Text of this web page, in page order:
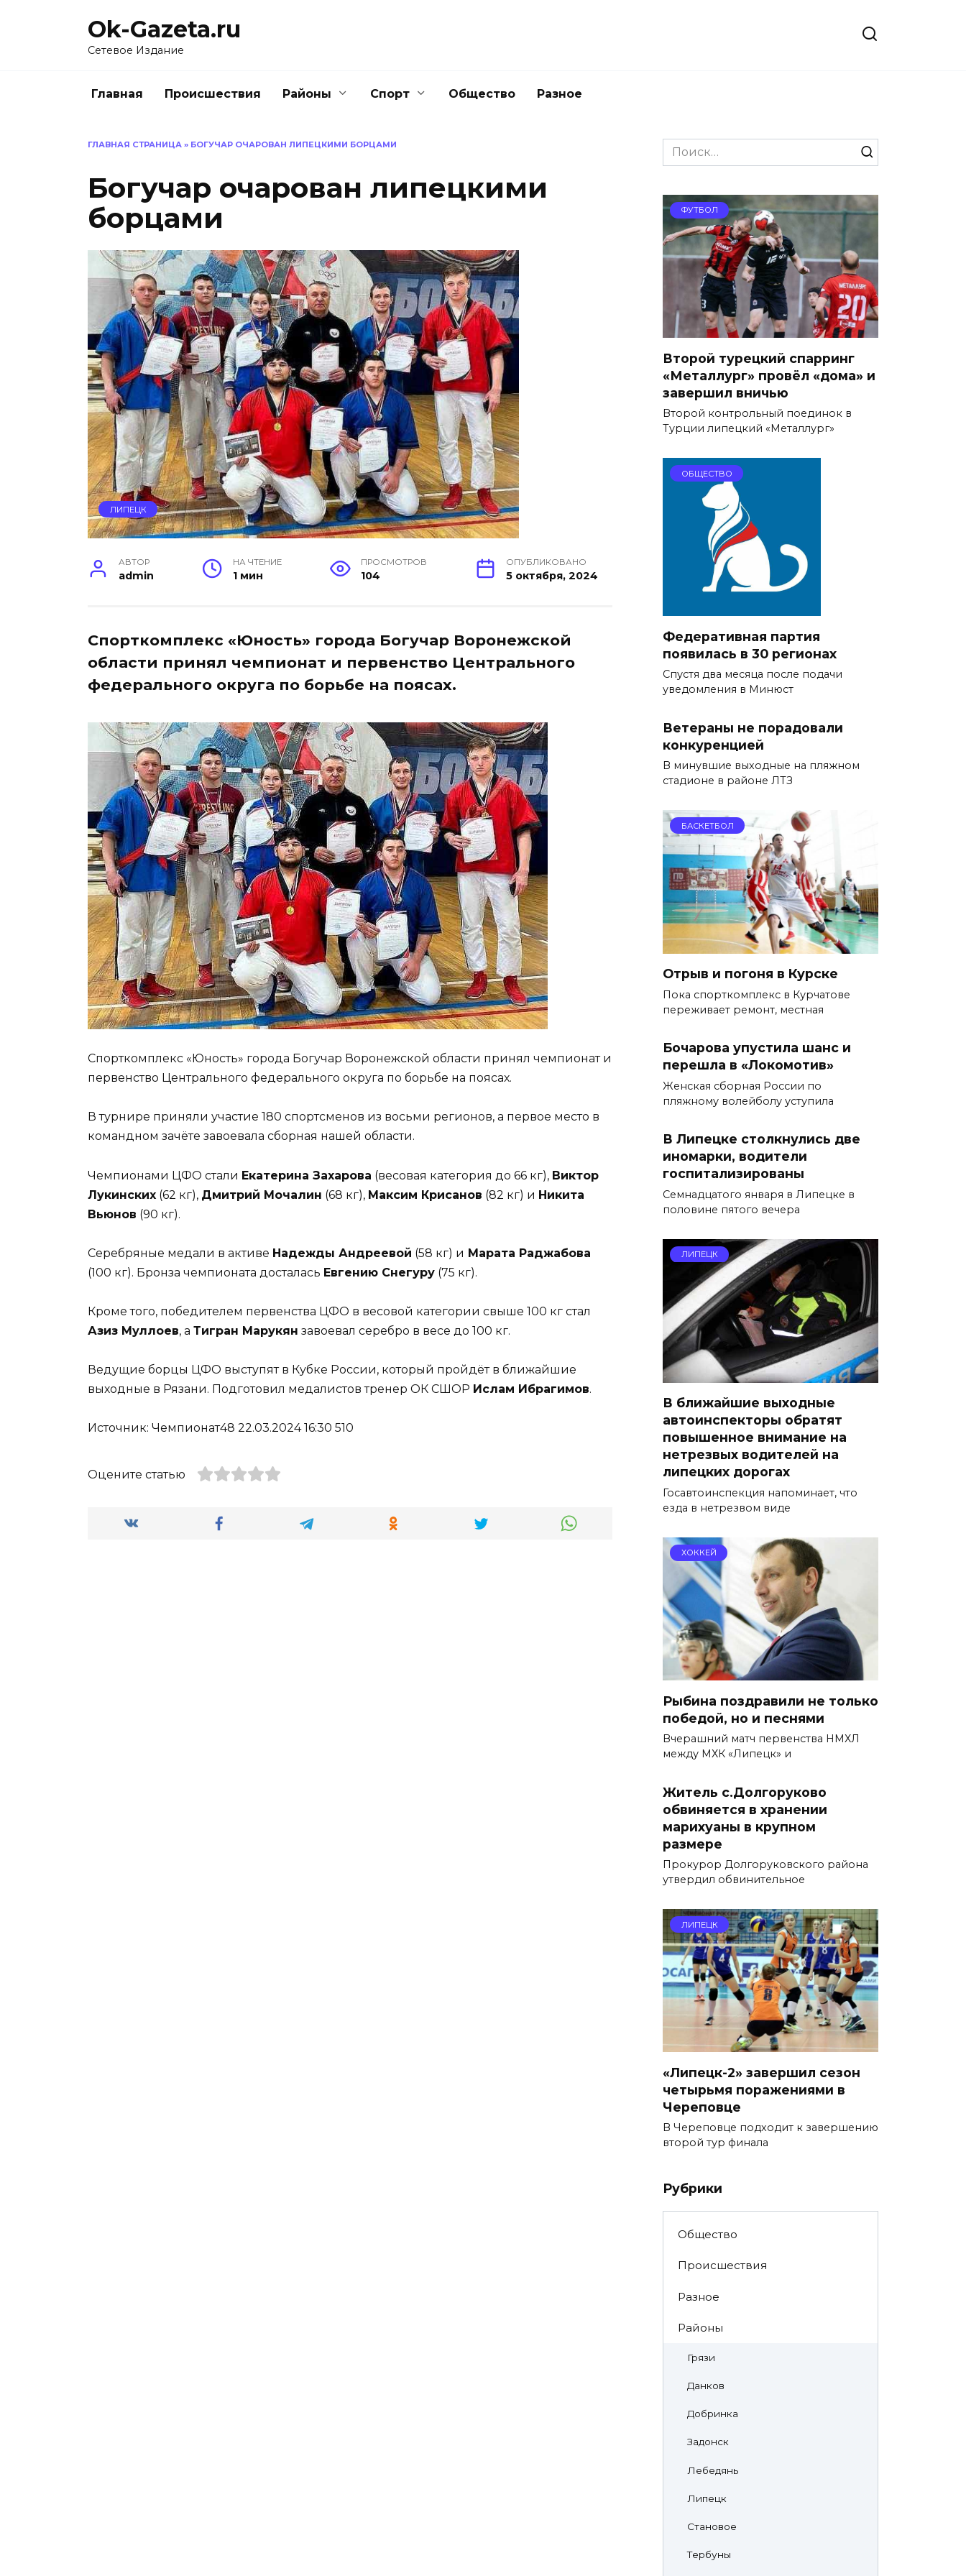
Ok-Gazeta.ru
Сетевое Издание
Главная Происшествия Районы Спорт Общество Разное
ГЛАВНАЯ СТРАНИЦА » БОГУЧАР ОЧАРОВАН ЛИПЕЦКИМИ БОРЦАМИ
Богучар очарован липецкими
борцами
ЛИПЕЦК
АВТОР
admin
НА ЧТЕНИЕ
1 мин
ПРОСМОТРОВ
104
ОПУБЛИКОВАНО
5 октября, 2024
Спорткомплекс «Юность» города Богучар Воронежской
области принял чемпионат и первенство Центрального
федерального округа по борьбе на поясах.
Спорткомплекс «Юность» города Богучар Воронежской области принял чемпионат и
первенство Центрального федерального округа по борьбе на поясах.
В турнире приняли участие 180 спортсменов из восьми регионов, а первое место в
командном зачёте завоевала сборная нашей области.
Чемпионами ЦФО стали Екатерина Захарова (весовая категория до 66 кг), Виктор
Лукинских (62 кг), Дмитрий Мочалин (68 кг), Максим Крисанов (82 кг) и Никита
Вьюнов (90 кг).
Серебряные медали в активе Надежды Андреевой (58 кг) и Марата Раджабова
(100 кг). Бронза чемпионата досталась Евгению Снегуру (75 кг).
Кроме того, победителем первенства ЦФО в весовой категории свыше 100 кг стал
Азиз Муллоев, а Тигран Марукян завоевал серебро в весе до 100 кг.
Ведущие борцы ЦФО выступят в Кубке России, который пройдёт в ближайшие
выходные в Рязани. Подготовил медалистов тренер ОК СШОР Ислам Ибрагимов.
Источник: Чемпионат48 22.03.2024 16:30 510
Оцените статью
Search
for:
ФУТБОЛ
Второй турецкий спарринг
«Металлург» провёл «дома» и
завершил вничью
Второй контрольный поединок в
Турции липецкий «Металлург»
ОБЩЕСТВО
Федеративная партия
появилась в 30 регионах
Спустя два месяца после подачи
уведомления в Минюст
Ветераны не порадовали
конкуренцией
В минувшие выходные на пляжном
стадионе в районе ЛТЗ
БАСКЕТБОЛ
Отрыв и погоня в Курске
Пока спорткомплекс в Курчатове
переживает ремонт, местная
Бочарова упустила шанс и
перешла в «Локомотив»
Женская сборная России по
пляжному волейболу уступила
В Липецке столкнулись две
иномарки, водители
госпитализированы
Семнадцатого января в Липецке в
половине пятого вечера
ЛИПЕЦК
В ближайшие выходные
автоинспекторы обратят
повышенное внимание на
нетрезвых водителей на
липецких дорогах
Госавтоинспекция напоминает, что
езда в нетрезвом виде
ХОККЕЙ
Рыбина поздравили не только
победой, но и песнями
Вчерашний матч первенства НМХЛ
между МХК «Липецк» и
Житель с.Долгоруково
обвиняется в хранении
марихуаны в крупном
размере
Прокурор Долгоруковского района
утвердил обвинительное
ЛИПЕЦК
«Липецк-2» завершил сезон
четырьмя поражениями в
Череповце
В Череповце подходит к завершению
второй тур финала
Рубрики
Общество
Происшествия
Разное
Районы
Грязи
Данков
Добринка
Задонск
Лебедянь
Липецк
Становое
Тербуны